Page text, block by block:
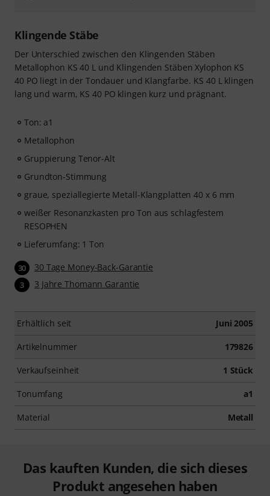
Klingende Stäbe
Der Unterschied zwischen den Klingenden Stäben
Metallophon KS 40 L und Klingenden Stäben Xylophon KS
40 PO liegt in der Tondauer und Klangfarbe. KS 40 L klingen
lang und warm, KS 40 PO klingen kurz und prägnant.
Ton: a1
Metallophon
Gruppierung Tenor-Alt
Grundton-Stimmung
graue, speziallegierte Metall-Klangplatten 40 x 6 mm
weißer Resonanzkasten pro Ton aus schlagfestem
RESOPHEN
Lieferumfang: 1 Ton
30 30 Tage Money-Back-Garantie
3 3 Jahre Thomann Garantie
Erhältlich seit Juni 2005
Artikelnummer 179826
Verkaufseinheit 1 Stück
Tonumfang a1
Material Metall
Das kauften Kunden, die sich dieses
Produkt angesehen haben